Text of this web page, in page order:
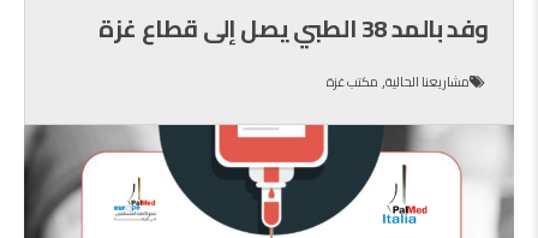
وفد بالمد 38 الطبي يصل إلى قطاع غزة
مشاريعنا الحالية, مكتب غزة